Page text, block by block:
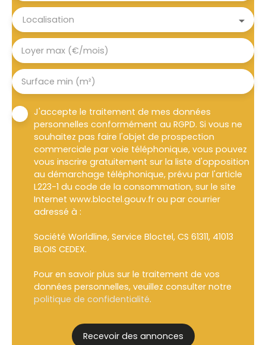
Localisation
Loyer max (€/mois)
Surface min (m²)
J'accepte le traitement de mes données
personnelles conformément au RGPD. Si vous ne
souhaitez pas faire l'objet de prospection
commerciale par voie téléphonique, vous pouvez
vous inscrire gratuitement sur la liste d'opposition
au démarchage téléphonique, prévu par l'article
L223-1 du code de la consommation, sur le site
Internet www.bloctel.gouv.fr ou par courrier
adressé à :
Société Worldline, Service Bloctel, CS 61311, 41013
BLOIS CEDEX.
Pour en savoir plus sur le traitement de vos
données personnelles, veuillez consulter notre
politique de confidentialité.
Recevoir des annonces